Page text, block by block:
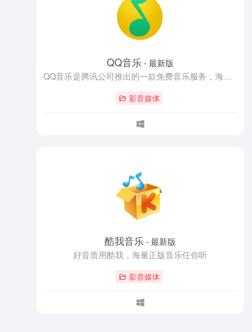
QQ音乐- 最新版
影音媒体
酷我音乐- 最新版
好音质用酷我，海量正版音乐任你听
影音媒体